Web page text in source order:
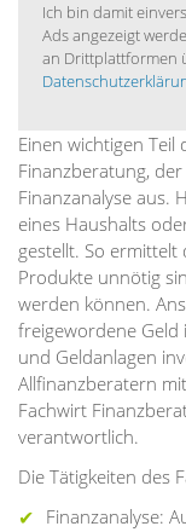
Ich bin damit
Ads angezeigt
an Drittplattformen
Einen wichtigen
Finanzberatung,
Finanzanalyse aus.
eines Haushalts
gestellt. So
Produkte unnötig
werden können.
freigewordene Geld
und Geldanlagen
Allfinanzberatern
Fachwirt
verantwortlich.
Die Tätigkeiten des
Finanzanalyse: